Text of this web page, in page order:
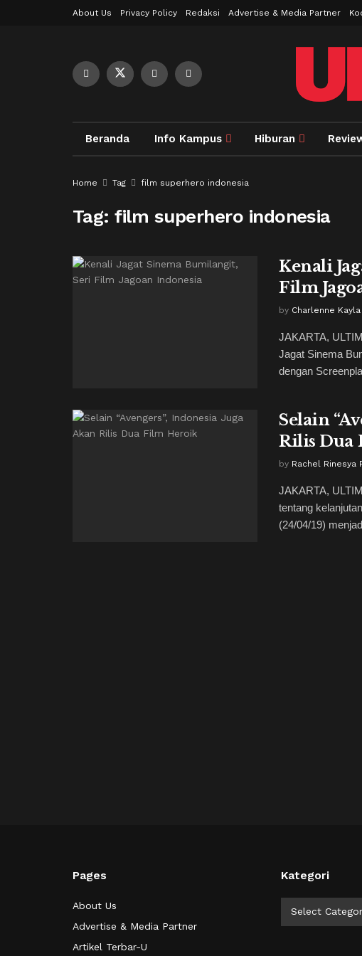
About Us Privacy Policy Redaksi Advertise & Media Partner
Beranda Info Kampus Hiburan
Home Tag film superhero indonesia
Tag:film superhero indonesia
Kenali
Film
by Charlenne
JAKARTA,
Jagat Sinema
dengan
Selain
Rilis Dua
by Rachel Rinesya
JAKARTA,
tentang
(24/04/19)
Pages
About Us
Advertise & Media Partner
Artikel Terbar-U
Kategori
Select